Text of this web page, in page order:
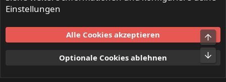
Nutzungsbedingungen
Datenschutz
S
Einstellungen
Alle Cookies akzeptieren
Optionale Cookies ablehnen